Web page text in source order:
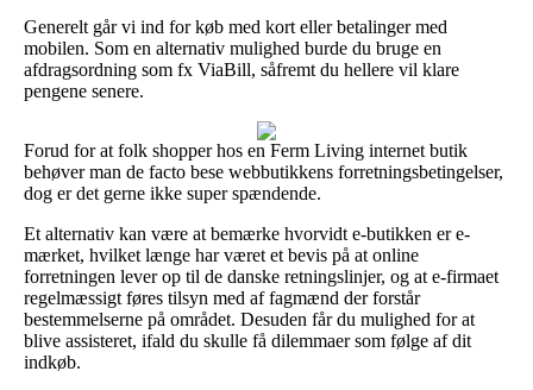
Generelt går vi ind for køb med kort eller betalinger med
mobilen. Som en alternativ mulighed burde du bruge en
afdragsordning som fx ViaBill, såfremt du hellere vil klare
pengene senere.
Forud for at folk shopper hos en Ferm Living internet butik
behøver man de facto bese webbutikkens forretningsbetingelser,
dog er det gerne ikke super spændende.
Et alternativ kan være at bemærke hvorvidt e-butikken er e-
mærket, hvilket længe har været et bevis på at online
forretningen lever op til de danske retningslinjer, og at e-firmaet
regelmæssigt føres tilsyn med af fagmænd der forstår
bestemmelserne på området. Desuden får du mulighed for at
blive assisteret, ifald du skulle få dilemmaer som følge af dit
indkøb.